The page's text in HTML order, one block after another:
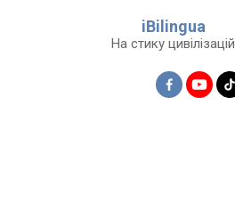
iBilingua
На стику цивілізацій